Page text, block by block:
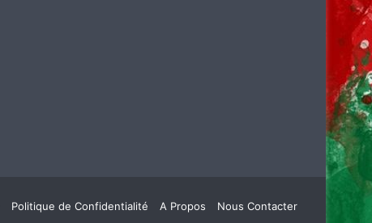
Politique de Confidentialité A Propos Nous Contacter